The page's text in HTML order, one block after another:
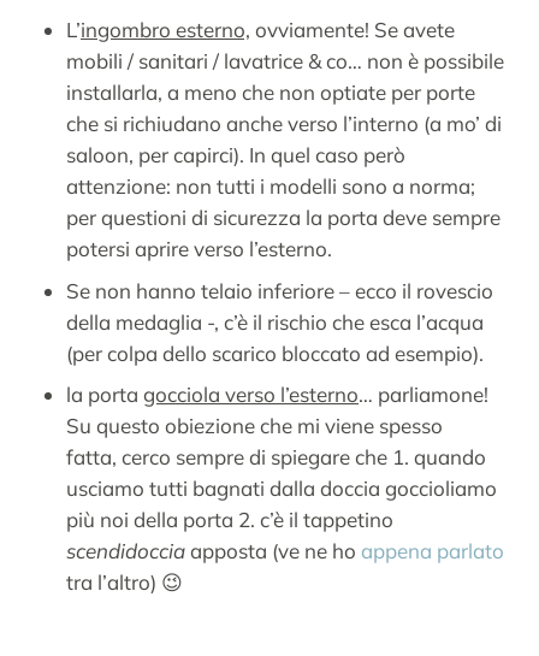
L’ingombro esterno, ovviamente! Se avete
mobili / sanitari / lavatrice & co… non è possibile
installarla, a meno che non optiate per porte
che si richiudano anche verso l’interno (a mo’ di
saloon, per capirci). In quel caso però
attenzione: non tutti i modelli sono a norma;
per questioni di sicurezza la porta deve sempre
potersi aprire verso l’esterno.
Se non hanno telaio inferiore – ecco il rovescio
della medaglia -, c’è il rischio che esca l’acqua
(per colpa dello scarico bloccato ad esempio).
la porta gocciola verso l’esterno… parliamone!
Su questo obiezione che mi viene spesso
fatta, cerco sempre di spiegare che 1. quando
usciamo tutti bagnati dalla doccia goccioliamo
più noi della porta 2. c’è il tappetino
scendidocciaapposta (ve ne ho appena parlato
tra l’altro) 😉